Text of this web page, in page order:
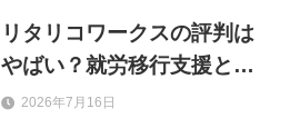
リタリコワークスの評判は
やばい？就労移行支援とし
ての強みと就職実績を解説
2026年7月16日